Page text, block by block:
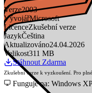
Verze2003
VývojářMicrosoft
LicenceZkušební verze
JazykČeština
Aktualizováno24.04.2026
Velikost311 MB
Stáhnout Zdarma
Zkušební verze k vyzkoušení. Pro
Funguje na: Windows